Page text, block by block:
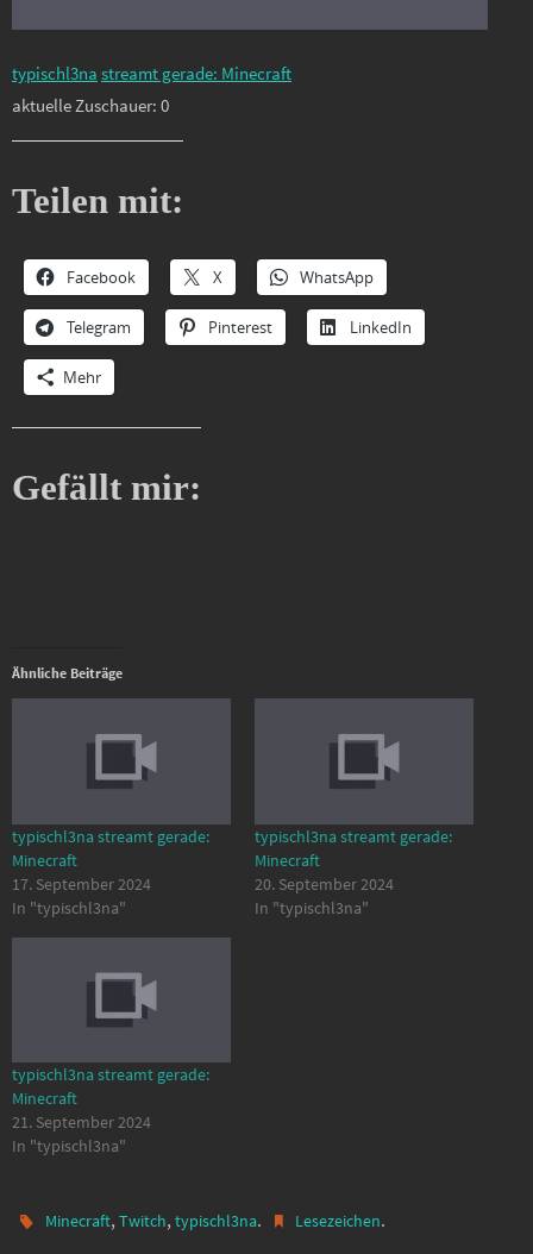
typischl3na streamt gerade: Minecraft
aktuelle Zuschauer: 0
Teilen mit:
Facebook X WhatsApp
Telegram Pinterest LinkedIn
Mehr
Gefällt mir:
Ähnliche Beiträge
typischl3na streamt gerade:
Minecraft
17. September 2024
In "typischl3na"
typischl3na streamt gerade:
Minecraft
20. September 2024
In "typischl3na"
typischl3na streamt gerade:
Minecraft
21. September 2024
In "typischl3na"
Minecraft,Twitch,typischl3na. Lesezeichen.